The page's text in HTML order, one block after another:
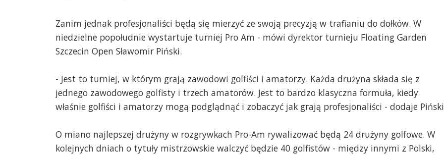
Zanim jednak profesjonaliści będą się mierzyć ze swoją precyzją w trafianiu do dołków. W
niedzielne popołudnie wystartuje turniej Pro Am - mówi dyrektor turnieju Floating Garden
Szczecin Open Sławomir Piński.
- Jest to turniej, w którym grają zawodowi golfiści i amatorzy. Każda drużyna składa się z
jednego zawodowego golfisty i trzech amatorów. Jest to bardzo klasyczna formuła, kiedy
właśnie golfiści i amatorzy mogą podglądnąć i zobaczyć jak grają profesjonaliści - dodaje
O miano najlepszej drużyny w rozgrywkach Pro-Am rywalizować będą 24 drużyny golfowe. W
kolejnych dniach o tytuły mistrzowskie walczyć będzie 40 golfistów - między innymi z Polski,